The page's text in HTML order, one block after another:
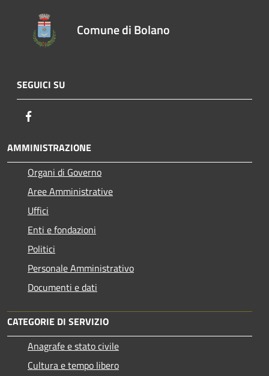
Comune di Bolano
SEGUICI SU
AMMINISTRAZIONE
Organi di Governo
Aree Amministrative
Uffici
Enti e fondazioni
Politici
Personale Amministrativo
Documenti e dati
CATEGORIE DI SERVIZIO
Anagrafe e stato civile
Cultura e tempo libero